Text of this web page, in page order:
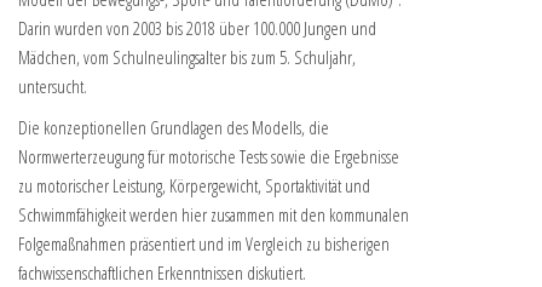
Darin wurden von 2003 bis 2018 über 100.000 Jungen und
Mädchen, vom Schulneulingsalter bis zum 5. Schuljahr,
untersucht.
Die konzeptionellen Grundlagen des Modells, die
Normwerterzeugung für motorische Tests sowie die Ergebnisse
zu motorischer Leistung, Körpergewicht, Sportaktivität und
Schwimmfähigkeit werden hier zusammen mit den kommunalen
Folgemaßnahmen präsentiert und im Vergleich zu bisherigen
fachwissenschaftlichen Erkenntnissen diskutiert.